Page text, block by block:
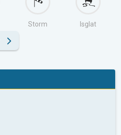
Storm Isglat